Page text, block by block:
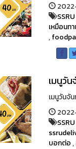
SSRU
เหมือนท
,
เมนูวั
เมนูวันจั
SSRU
บอกต่อ,